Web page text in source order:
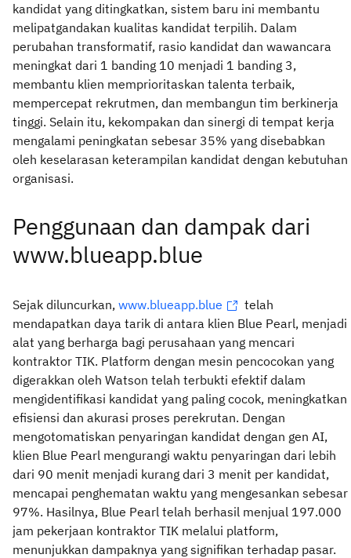
kandidat yang ditingkatkan, sistem baru ini membantu
melipatgandakan kualitas kandidat terpilih. Dalam
perubahan transformatif, rasio kandidat dan wawancara
meningkat dari 1 banding 10 menjadi 1 banding 3,
membantu klien memprioritaskan talenta terbaik,
mempercepat rekrutmen, dan membangun tim berkinerja
tinggi. Selain itu, kekompakan dan sinergi di tempat kerja
mengalami peningkatan sebesar 35% yang disebabkan
oleh keselarasan keterampilan kandidat dengan kebutuhan
organisasi.
Penggunaan dan dampak dari
www.blueapp.blue
Sejak diluncurkan, www.blueapp.blue
telah
mendapatkan daya tarik di antara klien Blue Pearl, menjadi
alat yang berharga bagi perusahaan yang mencari
kontraktor TIK. Platform dengan mesin pencocokan yang
digerakkan oleh Watson telah terbukti efektif dalam
mengidentifikasi kandidat yang paling cocok, meningkatkan
efisiensi dan akurasi proses perekrutan. Dengan
mengotomatiskan penyaringan kandidat dengan gen AI,
klien Blue Pearl mengurangi waktu penyaringan dari lebih
dari 90 menit menjadi kurang dari 3 menit per kandidat,
mencapai penghematan waktu yang mengesankan sebesar
97%. Hasilnya, Blue Pearl telah berhasil menjual 197.000
jam pekerjaan kontraktor TIK melalui platform,
menunjukkan dampaknya yang signifikan terhadap pasar.